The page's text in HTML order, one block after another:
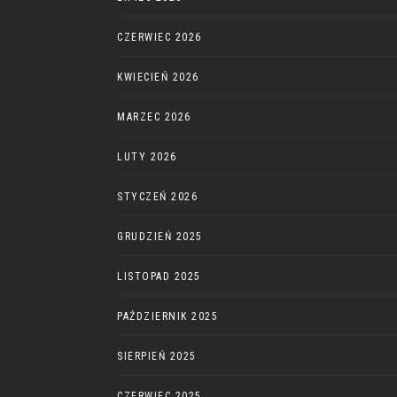
CZERWIEC 2026
KWIECIEŃ 2026
MARZEC 2026
LUTY 2026
STYCZEŃ 2026
GRUDZIEŃ 2025
LISTOPAD 2025
PAŹDZIERNIK 2025
SIERPIEŃ 2025